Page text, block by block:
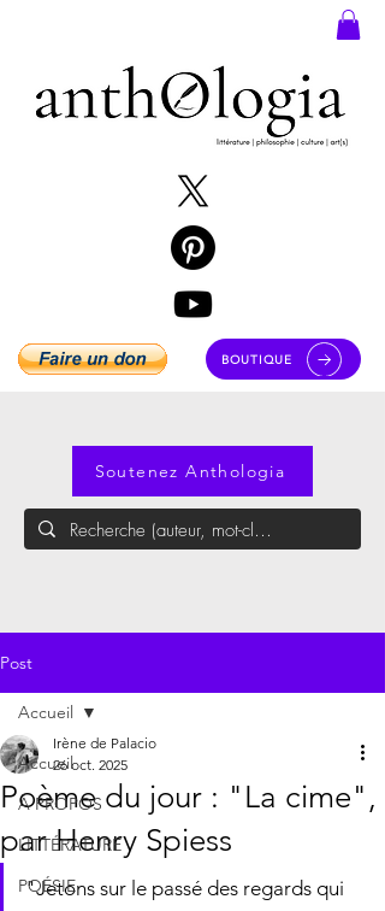
BOUTIQUE
Soutenez Anthologia
Post
Accueil
À PROPOS
LITTÉRATURE
POÉSIE
Accueil
Poème du jour : "La cime",
par Henry Spiess
Irène de Palacio
26 oct. 2025
"Jetons sur le passé des regards qui